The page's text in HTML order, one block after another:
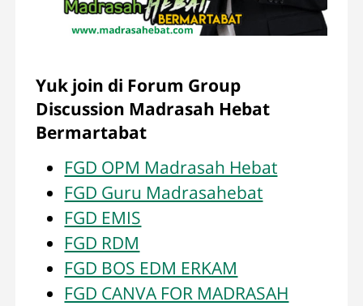
Yuk join di Forum Group
Discussion Madrasah Hebat
Bermartabat
FGD OPM Madrasah Hebat
FGD Guru Madrasahebat
FGD EMIS
FGD RDM
FGD BOS EDM ERKAM
FGD CANVA FOR MADRASAH